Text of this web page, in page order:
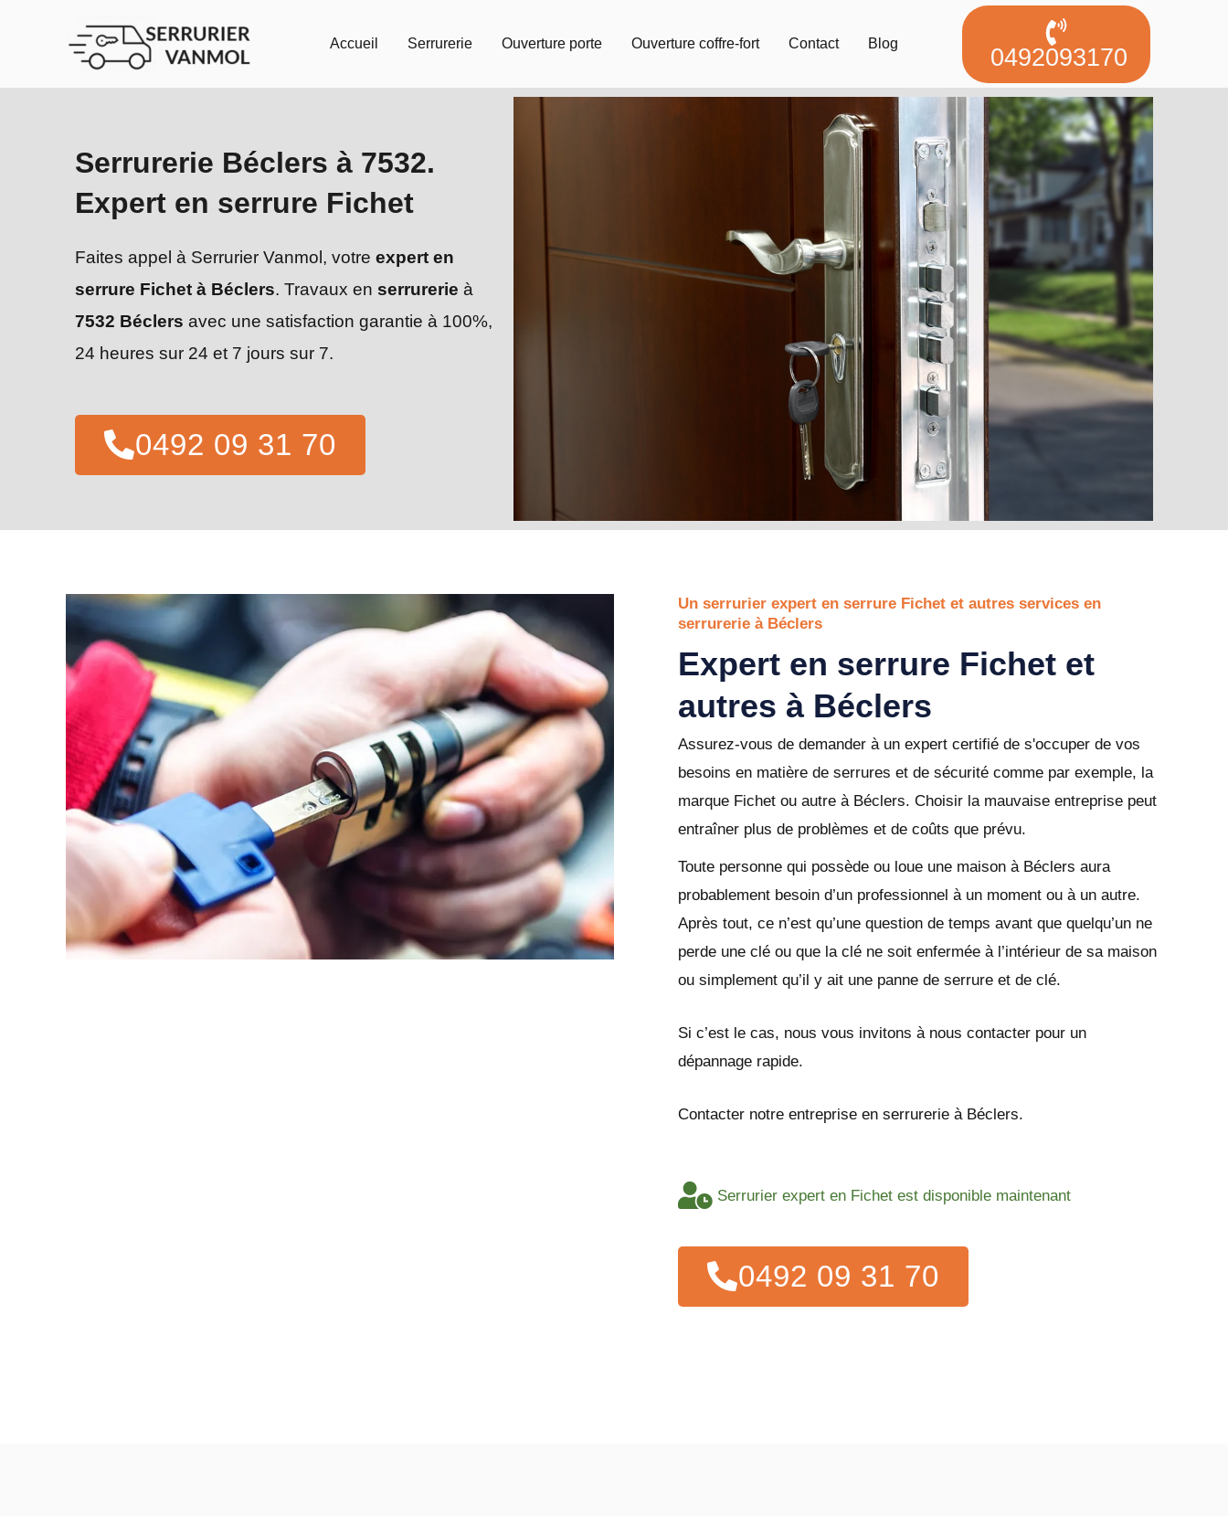
Accueil Serrurerie Ouverture porte Ouverture coffre-fort Contact Blog 0492093170
Serrurerie Béclers à 7532.
Expert en serrure Fichet
Faites appel à Serrurier Vanmol, votre expert en
serrure Fichet à Béclers. Travaux en serrurerie à
7532 Béclers avec une satisfaction garantie à 100%,
24 heures sur 24 et 7 jours sur 7.
0492 09 31 70
Un serrurier expert en serrure Fichet et autres services en
serrurerie à Béclers
Expert en serrure Fichet et
autres à Béclers
Assurez-vous de demander à un expert certifié de s'occuper de vos
besoins en matière de serrures et de sécurité comme par exemple, la
marque Fichet ou autre à Béclers. Choisir la mauvaise entreprise peut
entraîner plus de problèmes et de coûts que prévu.
Toute personne qui possède ou loue une maison à Béclers aura
probablement besoin d’un professionnel à un moment ou à un autre.
Après tout, ce n’est qu’une question de temps avant que quelqu’un ne
perde une clé ou que la clé ne soit enfermée à l’intérieur de sa maison
ou simplement qu’il y ait une panne de serrure et de clé.
Si c’est le cas, nous vous invitons à nous contacter pour un
dépannage rapide.
Contacter notre entreprise en serrurerie à Béclers.
Serrurier expert en Fichet est disponible maintenant
0492 09 31 70